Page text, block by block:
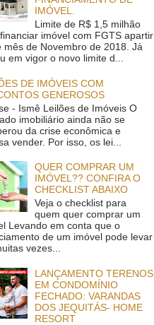
IMÓVEL.
Limite de R$ 1,5 milhão
imóvel com FGTS apartir
mês de Novembro de 2018. Já
em vigor o novo limite d...
DE IMÓVEIS COM
GENEROSOS
- Ismê Leilões de Imóveis O
imobiliário ainda não se
da crise econômica e
vender. Por isso, os lei...
QUER COMPRAR UM
IMÓVEL?? CONFIRA O
CHECKLIST ABAIXO
Veja o checklist para
quem quer comprar um
Levando em conta que o
de um imóvel pode levar
vezes...
LANÇAMENTO TERENOS
EM CONDOMÍNIO
FECHADO: VARANDAS
DOS JEQUITÁS- HOME
RESORT